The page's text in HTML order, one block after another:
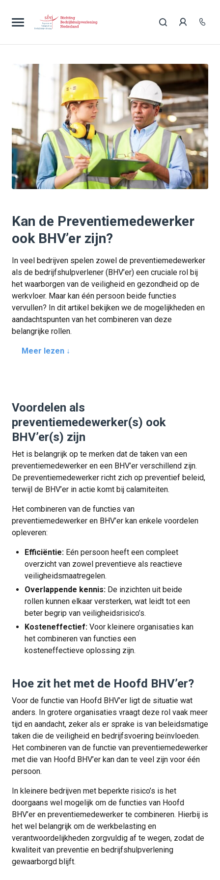
Kan de Preventiemedewerker
ook BHV’er zijn?
In veel bedrijven spelen zowel de preventiemedewerker
als de bedrijfshulpverlener (BHV’er) een cruciale rol bij
het waarborgen van de veiligheid en gezondheid op de
werkvloer. Maar kan één persoon beide functies
vervullen? In dit artikel bekijken we de mogelijkheden en
aandachtspunten van het combineren van deze
belangrijke rollen.
Meer lezen ↓
Voordelen als
preventiemedewerker(s) ook
BHV’er(s) zijn
Het is belangrijk op te merken dat de taken van een
preventiemedewerker en een BHV’er verschillend zijn.
De preventiemedewerker richt zich op preventief beleid,
terwijl de BHV’er in actie komt bij calamiteiten.
Het combineren van de functies van
preventiemedewerker en BHV’er kan enkele voordelen
opleveren:
Efficiëntie: Eén persoon heeft een compleet
overzicht van zowel preventieve als reactieve
veiligheidsmaatregelen.
Overlappende kennis: De inzichten uit beide
rollen kunnen elkaar versterken, wat leidt tot een
beter begrip van veiligheidsrisico’s.
Kosteneffectief: Voor kleinere organisaties kan
het combineren van functies een
kosteneffectieve oplossing zijn.
Hoe zit het met de Hoofd BHV’er?
Voor de functie van Hoofd BHV’er ligt de situatie wat
anders. In grotere organisaties vraagt deze rol vaak meer
tijd en aandacht, zeker als er sprake is van beleidsmatige
taken die de veiligheid en bedrijfsvoering beïnvloeden.
Het combineren van de functie van preventiemedewerker
met die van Hoofd BHV’er kan dan te veel zijn voor één
persoon.
In kleinere bedrijven met beperkte risico’s is het
doorgaans wel mogelijk om de functies van Hoofd
BHV’er en preventiemedewerker te combineren. Hierbij is
het wel belangrijk om de werkbelasting en
verantwoordelijkheden zorgvuldig af te wegen, zodat de
kwaliteit van preventie en bedrijfshulpverlening
gewaarborgd blijft.